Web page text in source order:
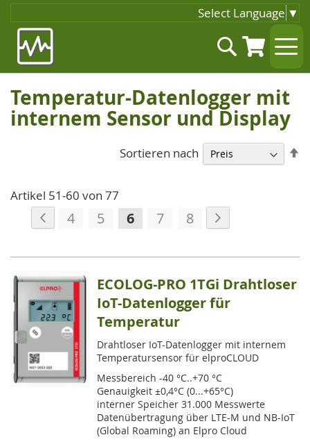
Select Language ▼
Inhalt
springen
Suche
Temperatur-Datenlogger mit
internem Sensor und Display
Artikel 51-60 von 77
Seite
Seite
Zurück
Seite
4 Seite
5
Sie
gerade
die
Seite
6 Seite
7 Seite
8
Sortieren nach
ECOLOG-PRO 1TGi Drahtloser
IoT-Datenlogger für
Temperatur
Drahtloser IoT-Datenlogger mit internem
Temperatursensor für elproCLOUD
Messbereich -40 °C..+70 °C
Genauigkeit ±0,4°C (0...+65°C)
interner Speicher 31.000 Messwerte
Datenübertragung über LTE-M und NB-IoT
(Global Roaming) an Elpro Cloud